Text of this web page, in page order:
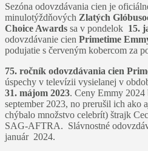
Sezóna odovzdávania cien je
minulotýždňových Zlatých
Choice Awards sa v pondelok 15.
odovzdávanie cien Primetime
podujatie s červeným kobercom za
75. ročník odovzdávania cien
úspechy v televízii vysielanej v
31. májom 2023. Ceny Emmy 2024
september 2023, no prerušil ich ako
chýbalo množstvo celebrít) štrajk
SAG-AFTRA. Slávnostné
január 2024.